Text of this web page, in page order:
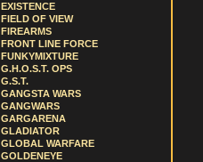
EXISTENCE
FIELD OF VIEW
FIREARMS
FRONT LINE FORCE
FUNKYMIXTURE
G.H.O.S.T. OPS
G.S.T.
GANGSTA WARS
GANGWARS
GARGARENA
GLADIATOR
GLOBAL WARFARE
GOLDENEYE